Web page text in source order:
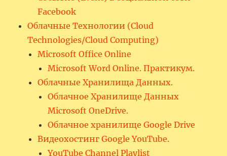
Facebook
Облачные Технологии (Cloud
Technologies/Cloud Computing)
Microsoft Office Online
Microsoft Word Online. Практикум.
Облачные Хранилища Данных.
Облачное Хранилище Данных
Microsoft OneDrive.
Облачное хранилище Google Drive
Видеохостинг Google YouTube.
YouTube Channel Playlist